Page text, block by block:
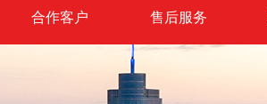
合作客户 售后服务